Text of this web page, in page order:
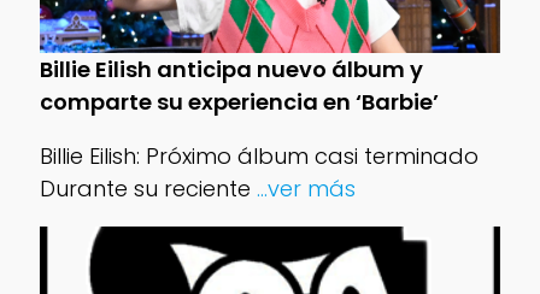
Billie Eilish anticipa nuevo álbum y
comparte su experiencia en ‘Barbie’
Billie Eilish: Próximo álbum casi terminado
Durante su reciente ...ver más